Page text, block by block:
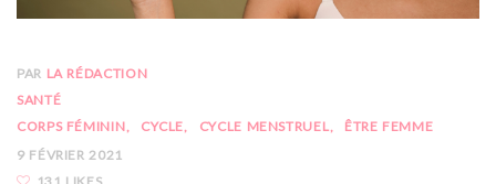
PAR LA RÉDACTION
SANTÉ
CORPS FÉMININ
CYCLE CYCLE MENSTRUEL
ÊTRE FEMME
9 FÉVRIER 2021